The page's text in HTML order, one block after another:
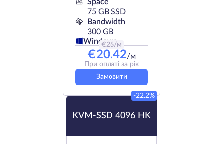
Space
75 GB SSD
Bandwidth
300 GB
Windows
€26/м
€20.42/м
При оплаті за рік
Замовити
KVM-SSD 4096 HK
-22.2%